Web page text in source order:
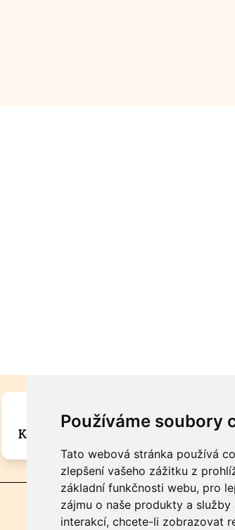
Používáme soubory
Tato webová stránka používá
zlepšení vašeho zážitku z
základní funkčnosti webu, pro
zájmu o naše produkty a
interakcí, chcete-li zobrazovat
Máte zajímavou informaci?
Kontaktujte šéfredaktora Martina